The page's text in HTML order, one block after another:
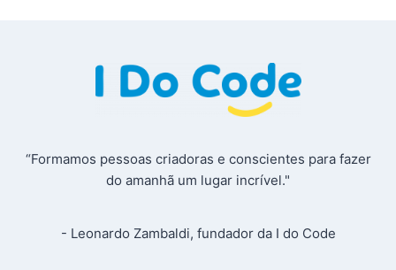
“Formamos pessoas criadoras e conscientes para fazer
do amanhã um lugar incrível."
- Leonardo Zambaldi, fundador da I do Code